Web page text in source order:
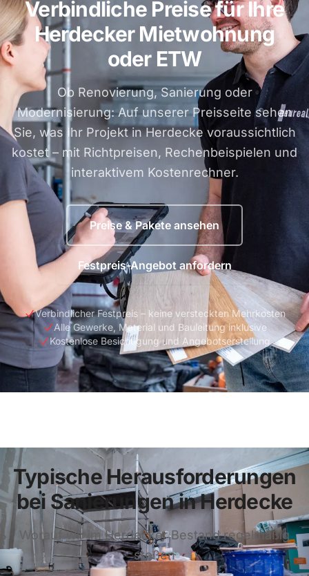
Verbindliche Preise für Ihre
Herdecker Mietwohnung
oder ETW
Ob Renovierung, Sanierung oder
Modernisierung: Auf unserer Preisseite sehen
Sie, was Ihr Projekt in Herdecke voraussichtlich
kostet – mit Richtpreisen, Rechenbeispielen und
interaktivem Kostenrechner.
Preise & Pakete ansehen
Festpreis-Angebot anfordern
Verbindlicher Festpreis – keine versteckten Mehrkosten
Alle Gewerke, Material und Bauleitung inklusive
Kostenlose Besichtigung und Angebotserstellung
Typische Herausforderungen
bei Sanierungen in Herdecke
Worauf wir im Herdecker Bestand regelmäßig
stoßen